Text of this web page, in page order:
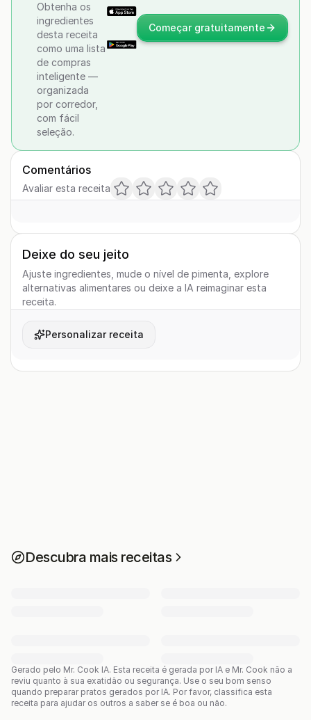
Obtenha os
ingredientes
desta receita
como uma lista
de compras
inteligente —
organizada
por corredor,
com fácil
seleção.
Começar gratuitamente
Comentários
Avaliar esta receita
Deixe do seu jeito
Ajuste ingredientes, mude o nível de pimenta, explore
alternativas alimentares ou deixe a IA reimaginar esta
receita.
Personalizar receita
Descubra mais receitas
Gerado pelo Mr. Cook IA. Esta receita é gerada por IA e Mr. Cook não a
reviu quanto à sua exatidão ou segurança. Use o seu bom senso
quando preparar pratos gerados por IA. Por favor, classifica esta
receita para ajudar os outros a saber se é boa ou não.